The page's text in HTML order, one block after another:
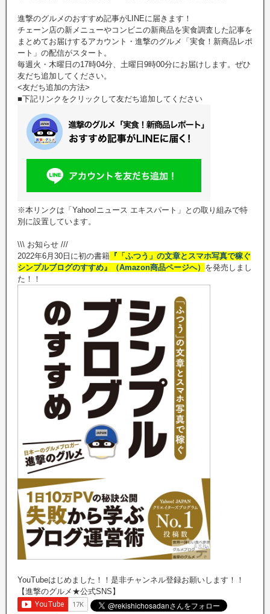
進撃のグルメのおすすめ記事がLINEに届きます！
チェーン店の新メニューやコンビニの新商品を実食調査した記事を
まとめてお届けするアカウント・進撃のグルメ「実食！新商品レポ
ート」の配信がスタート。
毎週火・木曜日の17時04分、土曜日9時00分にお届けします。ぜひ
友だち追加してください。
<友だち追加の方法>
■下記リンクをクリックして友だち追加してください
※本リンクは「Yahoo!ニュース エキスパート」との取り組みで特
別に設置しています。
\\\ お知らせ ///
2022年6月30日に初の書籍 『「ふつう」の文章とスマホ写真で稼ぐ
シンプルブログのすすめ』（Amazon商品ページへ） を発売しまし
た！！
YouTubeはじめました！！是非チャンネル登録お願いします！！
【進撃のグルメ★公式SNS】